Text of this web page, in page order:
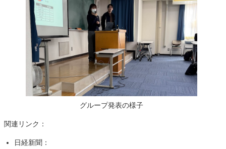
グループ発表の様子
関連リンク：
日経新聞：